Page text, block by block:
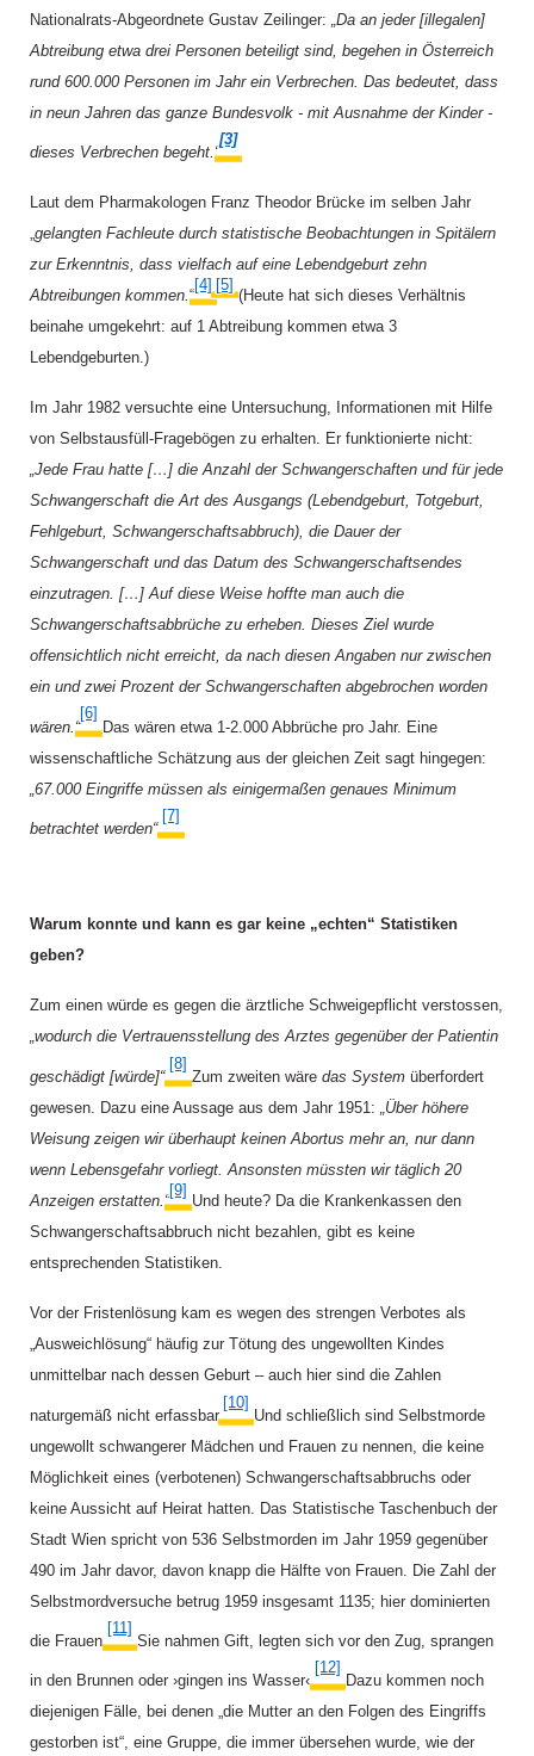
Nationalrats-Abgeordnete Gustav Zeilinger: „Da an jeder [illegalen]
Abtreibung etwa drei Personen beteiligt sind, begehen in Österreich
rund 600.000 Personen im Jahr ein Verbrechen. Das bedeutet, dass
in neun Jahren das ganze Bundesvolk - mit Ausnahme der Kinder -
dieses Verbrechen begeht.“
[3]
Laut dem Pharmakologen Franz Theodor Brücke im selben Jahr
gelangten Fachleute durch statistische Beobachtungen in Spitälern
zur Erkenntnis, dass vielfach auf eine Lebendgeburt zehn
Abtreibungen kommen. “
[4],[5]
(Heute hat sich dieses Verhältnis
beinahe umgekehrt: auf 1 Abtreibung kommen etwa 3
Lebendgeburten.)
Im Jahr 1982 versuchte eine Untersuchung, Informationen mit Hilfe
von Selbstausfüll-Fragebögen zu erhalten. Er funktionierte nicht:
„Jede Frau hatte […] die Anzahl der Schwangerschaften und für jede
Schwangerschaft die Art des Ausgangs (Lebendgeburt, Totgeburt,
Fehlgeburt, Schwangerschaftsabbruch), die Dauer der
Schwangerschaft und das Datum des Schwangerschaftsendes
einzutragen. […] Auf diese Weise hoffte man auch die
Schwangerschaftsabbrüche zu erheben. Dieses Ziel wurde
offensichtlich nicht erreicht, da nach diesen Angaben nur zwischen
ein und zwei Prozent der Schwangerschaften abgebrochen worden
wären.“
[6]
Das wären etwa 1-2.000 Abbrüche pro Jahr. Eine
wissenschaftliche Schätzung aus der gleichen Zeit sagt hingegen:
67.000 Eingriffe müssen als einigermaßen genaues Minimum
betrachtet werden“.
[7]
Warum konnte und kann es gar keine „echten“ Statistiken
geben?
Zum einen würde es gegen die ärztliche Schweigepflicht verstossen,
„wodurch die Vertrauensstellung des Arztes gegenüber der Patientin
geschädigt [würde]“.
[8]
Zum zweiten wäre das System überfordert
gewesen. Dazu eine Aussage aus dem Jahr 1951: „Über höhere
Weisung zeigen wir überhaupt keinen Abortus mehr an, nur dann
wenn Lebensgefahr vorliegt. Ansonsten müssten wir täglich 20
Anzeigen erstatten.“
[9]
Und heute? Da die Krankenkassen den
Schwangerschaftsabbruch nicht bezahlen, gibt es keine
entsprechenden Statistiken.
Vor der Fristenlösung kam es wegen des strengen Verbotes als
„Ausweichlösung“ häufig zur Tötung des ungewollten Kindes
unmittelbar nach dessen Geburt – auch hier sind die Zahlen
naturgemäß nicht erfassbar.
[10]
Und schließlich sind Selbstmorde
ungewollt schwangerer Mädchen und Frauen zu nennen, die keine
Möglichkeit eines (verbotenen) Schwangerschaftsabbruchs oder
keine Aussicht auf Heirat hatten. Das Statistische Taschenbuch der
Stadt Wien spricht von 536 Selbstmorden im Jahr 1959 gegenüber
490 im Jahr davor, davon knapp die Hälfte von Frauen. Die Zahl der
Selbstmordversuche betrug 1959 insgesamt 1135; hier dominierten
die Frauen.
[11]
Sie nahmen Gift, legten sich vor den Zug, sprangen
in den Brunnen oder ›gingen ins Wasser‹.
[12]
Dazu kommen noch
diejenigen Fälle, bei denen „die Mutter an den Folgen des Eingriffs
gestorben ist“, eine Gruppe, die immer übersehen wurde, wie der